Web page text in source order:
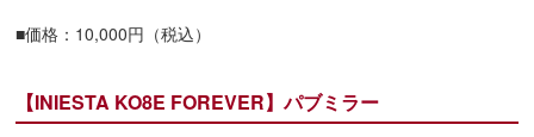
■価格：10,000円（税込）
【INIESTA KO8E FOREVER】パブミラー